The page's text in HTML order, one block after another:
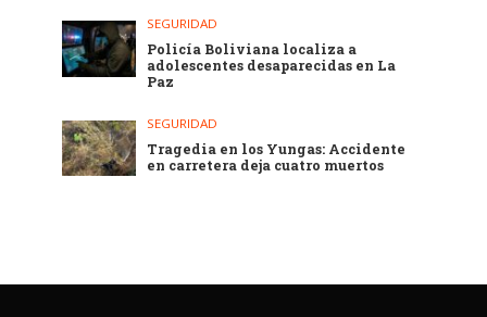
SEGURIDAD
Policía Boliviana localiza a
adolescentes desaparecidas en La
Paz
SEGURIDAD
Tragedia en los Yungas: Accidente
en carretera deja cuatro muertos